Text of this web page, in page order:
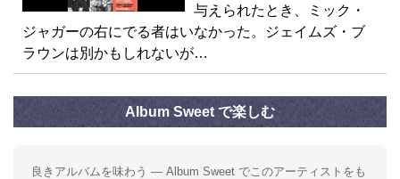
与えられたとき、ミック・
ジャガーの右にでる者はいなかった。ジェイムズ・ブ
ラウンは別かもしれないが…
Album Sweet で楽しむ
良きアルバムを味わう — Album Sweet でこのアーティストをも